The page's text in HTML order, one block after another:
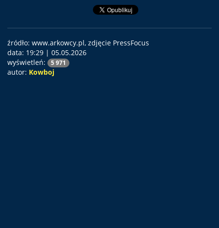
źródło: www.arkowcy.pl, zdjęcie PressFocus
data: 19:29 | 05.05.2026
wyświetleń:
5 971
autor: Kowboj